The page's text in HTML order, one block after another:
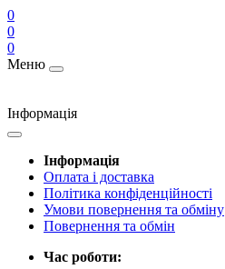
0
0
0
Меню
Інформація
Інформація
Оплата і доставка
Політика конфіденційності
Умови повернення та обміну
Повернення та обмін
Час роботи: